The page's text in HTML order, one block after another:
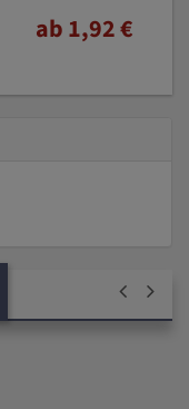
ab 1,92 €